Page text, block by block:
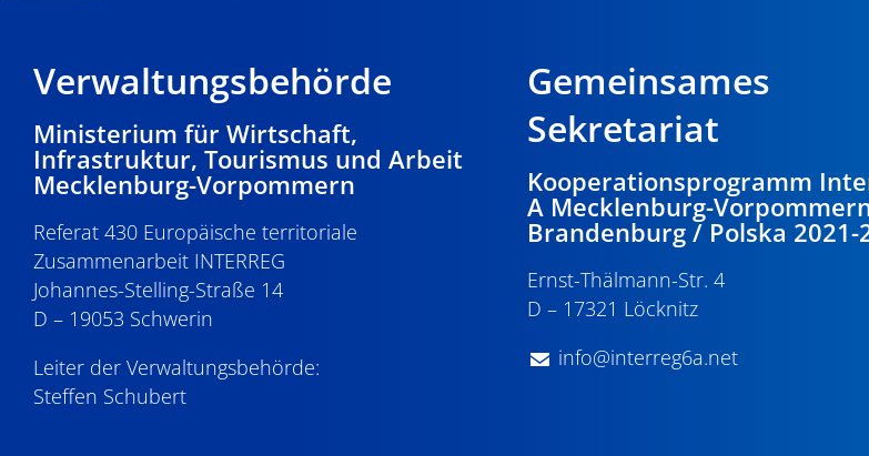
Verwaltungsbehörde
Ministerium für Wirtschaft,
Infrastruktur, Tourismus und Arbeit
Mecklenburg-Vorpommern
Referat 430 Europäische territoriale
Zusammenarbeit INTERREG
Johannes-Stelling-Straße 14
D – 19053 Schwerin
Leiter der Verwaltungsbehörde:
Steffen Schubert
Gemeinsames
Sekretariat
Kooperationsprogramm
A Mecklenburg-
Brandenburg / Polska 2021-
Ernst-Thälmann-Str. 4
D – 17321 Löcknitz
info@interreg6a.net